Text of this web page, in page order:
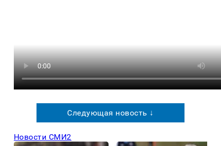
Следующая новость ↓
Новости СМИ2